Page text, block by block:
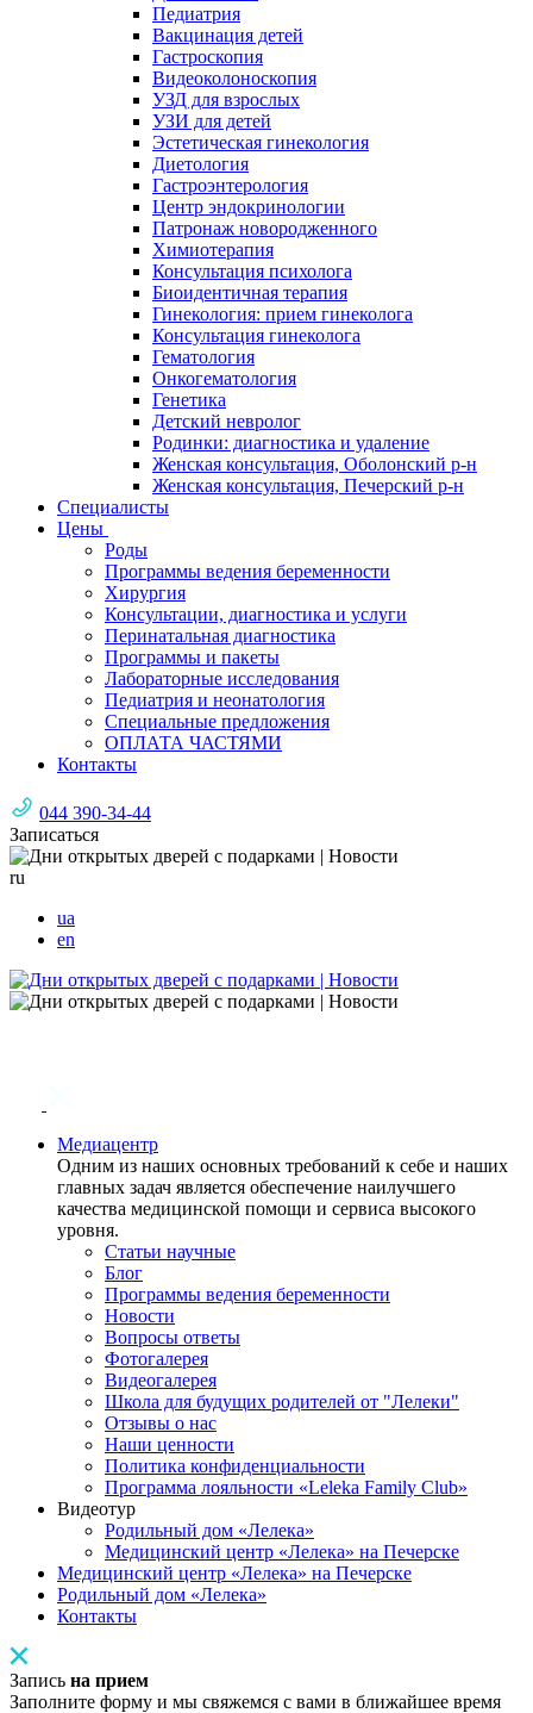
Педиатрия
Вакцинация детей
Гастроскопия
Видеоколоноскопия
УЗД для взрослых
УЗИ для детей
Эстетическая гинекология
Диетология
Гастроэнтерология
Центр эндокринологии
Патронаж новородженного
Химиотерапия
Консультация психолога
Биоидентичная терапия
Гинекология: прием гинеколога
Консультация гинеколога
Гематология
Онкогематология
Генетика
Детский невролог
Родинки: диагностика и удаление
Женская консультация, Оболонский р-н
Женская консультация, Печерский р-н
Специалисты
Цены
Роды
Программы ведения беременности
Хирургия
Консультации, диагностика и услуги
Перинатальная диагностика
Программы и пакеты
Лабораторные исследования
Педиатрия и неонатология
Специальные предложения
ОПЛАТА ЧАСТЯМИ
Контакты
044 390-34-44
Записаться
ru
ua
en
Медиацентр
Одним из наших основных требований к себе и наших
главных задач является обеспечение наилучшего
качества медицинской помощи и сервиса высокого
уровня.
Статьи научные
Блог
Программы ведения беременности
Новости
Вопросы ответы
Фотогалерея
Видеогалерея
Школа для будущих родителей от "Лелеки"
Отзывы о нас
Наши ценности
Политика конфиденциальности
Программа лояльности «Leleka Family Club»
Видеотур
Родильный дом «Лелека»
Медицинский центр «Лелека» на Печерске
Медицинский центр «Лелека» на Печерске
Родильный дом «Лелека»
Контакты
Запись на прием
Заполните форму и мы свяжемся с вами в ближайшее время